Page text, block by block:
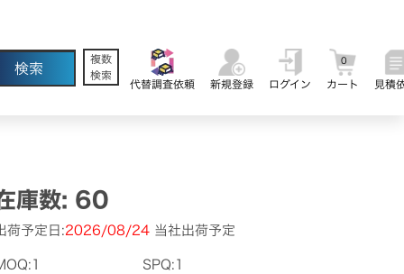
複数
検索
代替調査依頼
新規登録 ログイン カート
0
見積
庫数: 60
荷予定日:2026/08/24当社出荷予定
SPQ:1